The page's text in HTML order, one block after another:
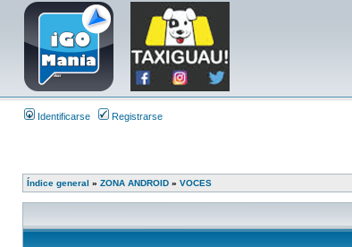
Identificarse Registrarse
Índice general » ZONA ANDROID » VOCES